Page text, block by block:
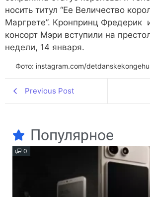
носить титул “Ее Величество
Маргрете”. Кронпринц Фредерик
консорт Мэри вступили на
недели, 14 января.
Фото: instagram.com/
Previous Post
Популярное
0